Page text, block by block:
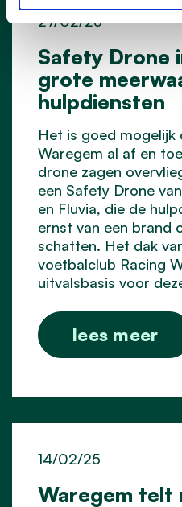
Safety Drone
grote
hulpdiensten
27/02/25
Het is goed mogelijk
Waregem al af en
drone zagen
een Safety Drone
en Fluvia, die de
ernst van een brand
schatten. Het dak
voetbalclub Racing
uitvalsbasis voor
lees meer
Waregem telt
14/02/25